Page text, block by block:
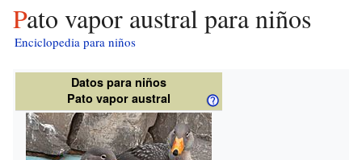
Pato vapor austral para niños
Enciclopedia para niños
Datos para niños
Pato vapor austral